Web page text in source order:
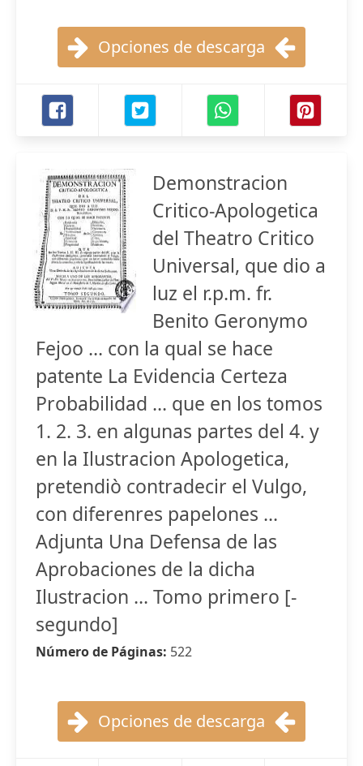
Opciones de descarga
Demonstracion
Critico-Apologetica
del Theatro Critico
Universal, que dio a
luz el r.p.m. fr.
Benito Geronymo
Fejoo ... con la qual se hace
patente La Evidencia Certeza
Probabilidad ... que en los tomos
1. 2. 3. en algunas partes del 4. y
en la Ilustracion Apologetica,
pretendiò contradecir el Vulgo,
con diferenres papelones ...
Adjunta Una Defensa de las
Aprobaciones de la dicha
Ilustracion ... Tomo primero [-
segundo]
Número de Páginas: 522
Opciones de descarga